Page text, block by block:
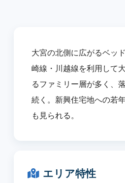
大宮の北側に広がるベッ
崎線・川越線を利用して
るファミリー層が多く、
続く。新興住宅地への若
も見られる。
エリア特性